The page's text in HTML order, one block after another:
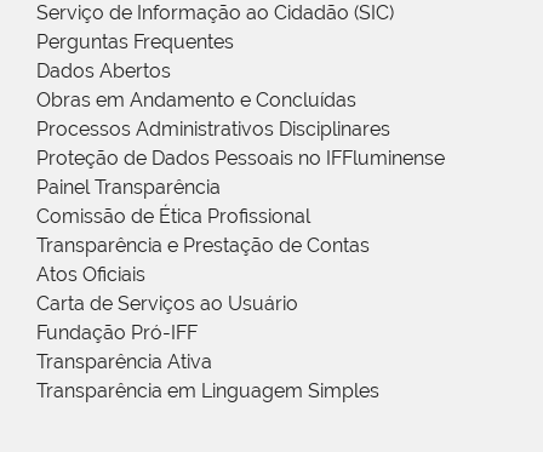
Serviço de Informação ao Cidadão (SIC)
Perguntas Frequentes
Dados Abertos
Obras em Andamento e Concluídas
Processos Administrativos Disciplinares
Proteção de Dados Pessoais no IFFluminense
Painel Transparência
Comissão de Ética Profissional
Transparência e Prestação de Contas
Atos Oficiais
Carta de Serviços ao Usuário
Fundação Pró-IFF
Transparência Ativa
Transparência em Linguagem Simples